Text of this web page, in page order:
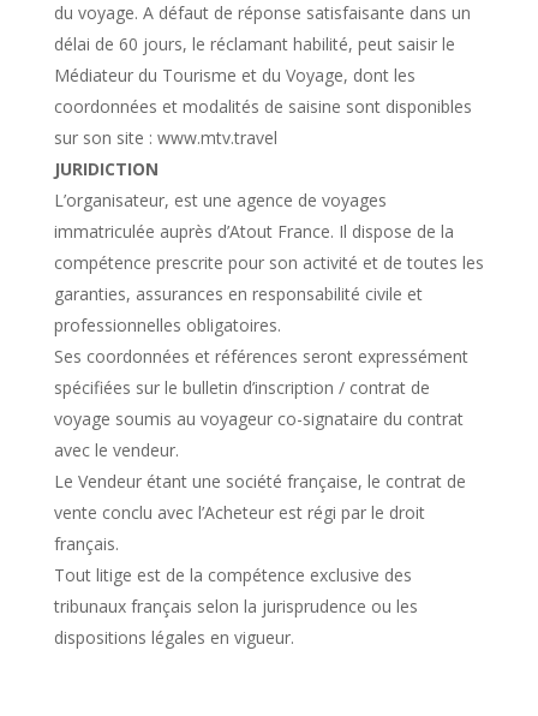
du voyage. A défaut de réponse satisfaisante dans un
délai de 60 jours, le réclamant habilité, peut saisir le
Médiateur du Tourisme et du Voyage, dont les
coordonnées et modalités de saisine sont disponibles
sur son site : www.mtv.travel
JURIDICTION
L’organisateur, est une agence de voyages
immatriculée auprès d’Atout France. Il dispose de la
compétence prescrite pour son activité et de toutes les
garanties, assurances en responsabilité civile et
professionnelles obligatoires.
Ses coordonnées et références seront expressément
spécifiées sur le bulletin d’inscription / contrat de
voyage soumis au voyageur co-signataire du contrat
avec le vendeur.
Le Vendeur étant une société française, le contrat de
vente conclu avec l’Acheteur est régi par le droit
français.
Tout litige est de la compétence exclusive des
tribunaux français selon la jurisprudence ou les
dispositions légales en vigueur.